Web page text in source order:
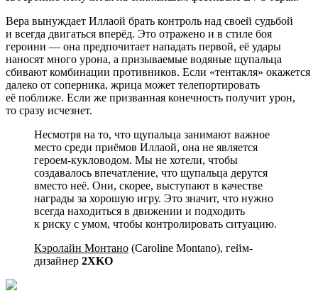
Вера вынуждает Иллаой брать контроль над своей судьбой
и всегда двигаться вперёд. Это отражено и в стиле боя
героини — она предпочитает нападать первой, её удары
наносят много урона, а призываемые водяные щупальца
сбивают комбинации противников. Если «тентакля» окажется
далеко от соперника, жрица может телепортировать
её поближе. Если же призванная конечность получит урон,
то сразу исчезнет.
Несмотря на то, что щупальца занимают важное
место среди приёмов Иллаой, она не является
героем-кукловодом. Мы не хотели, чтобы
создавалось впечатление, что щупальца дерутся
вместо неё. Они, скорее, выступают в качестве
награды за хорошую игру. Это значит, что нужно
всегда находиться в движении и подходить
к риску с умом, чтобы контролировать ситуацию.
Кэролайн Монтано (Caroline Montano), гейм-
дизайнер 2XKO